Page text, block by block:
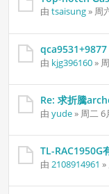
由 tsaisung» 周
由 kjg396160»
Re: 求折騰
由 yude» 周二 6
TL-RAC1950G
由 2108914961 »